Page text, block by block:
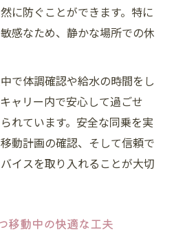
に防ぐことができます。特に
感なため、静かな場所での休
で体調確認や給水の時間をし
ャリー内で安心して過ごせ
れています。安全な同乗を実
動計画の確認、そして信頼で
イスを取り入れることが大切
移動中の快適な工夫